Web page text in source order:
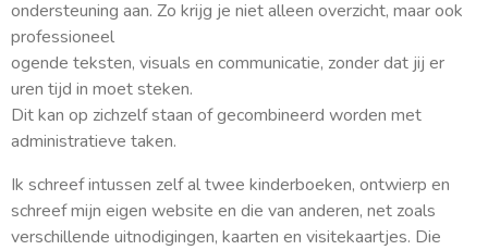
ondersteuning aan. Zo krijg je niet alleen overzicht, maar ook
professioneel
ogende teksten, visuals en communicatie, zonder dat jij er
uren tijd in moet steken.
Dit kan op zichzelf staan of gecombineerd worden met
administratieve taken.
Ik schreef intussen zelf al twee kinderboeken, ontwierp en
schreef mijn eigen website en die van anderen, net zoals
verschillende uitnodigingen, kaarten en visitekaartjes. Die